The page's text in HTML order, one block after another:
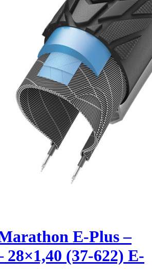
E-Plus –
(37-622) E-